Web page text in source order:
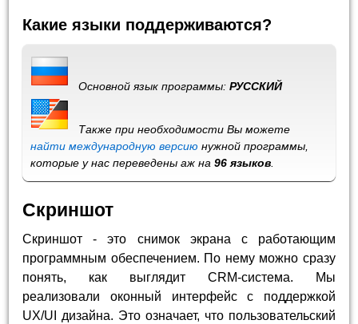
Какие языки поддерживаются?
Основной язык программы:РУССКИЙ
Также при необходимости Вы можете
найти международную версию нужной программы,
которые у нас переведены аж на96 языков
Скриншот
Скриншот - это снимок экрана с работающим
программным обеспечением. По нему можно сразу
понять, как выглядит CRM-система. Мы
реализовали оконный интерфейс с поддержкой
UX/UI дизайна. Это означает, что пользовательский